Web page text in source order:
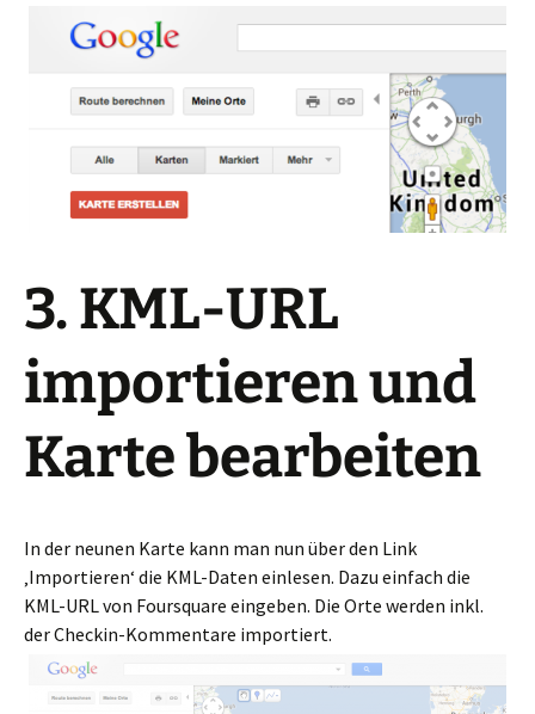
3. KML-URL
importieren und
Karte bearbeiten
In der neunen Karte kann man nun über den Link
‚Importieren‘ die KML-Daten einlesen. Dazu einfach die
KML-URL von Foursquare eingeben. Die Orte werden inkl.
der Checkin-Kommentare importiert.